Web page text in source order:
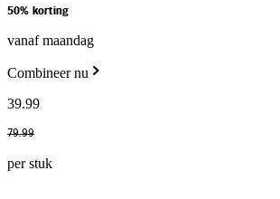
50% korting
vanaf maandag
Combineer nu
39.99
79.99
per stuk